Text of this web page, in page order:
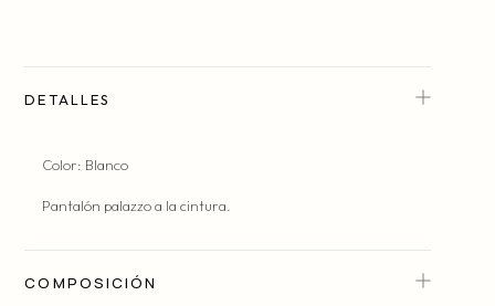
DETALLES
Color: Blanco
Pantalón palazzo a la cintura.
COMPOSICIÓN